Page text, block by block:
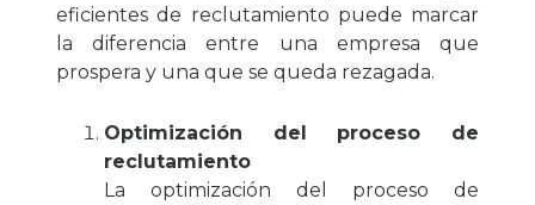
eficientes de reclutamiento puede marcar
la diferencia entre una empresa que
prospera y una que se queda rezagada.
Optimización del proceso de
reclutamiento
La optimización del proceso de